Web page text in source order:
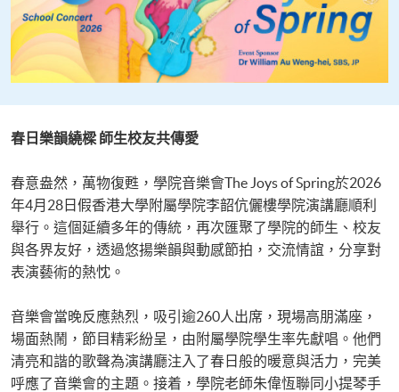
春日樂韻繞樑 師生校友共傳愛
春意盎然，萬物復甦，學院音樂會The Joys of Spring於2026
年4月28日假香港大學附屬學院李韶伉儷樓學院演講廳順利
舉行。這個延續多年的傳統，再次匯聚了學院的師生、校友
與各界友好，透過悠揚樂韻與動感節拍，交流情誼，分享對
表演藝術的熱忱。
音樂會當晚反應熱烈，吸引逾260人出席，現場高朋滿座，
場面熱鬧，節目精彩紛呈，由附屬學院學生率先獻唱。他們
清亮和諧的歌聲為演講廳注入了春日般的暖意與活力，完美
呼應了音樂會的主題。接着，學院老師朱偉恆聯同小提琴手